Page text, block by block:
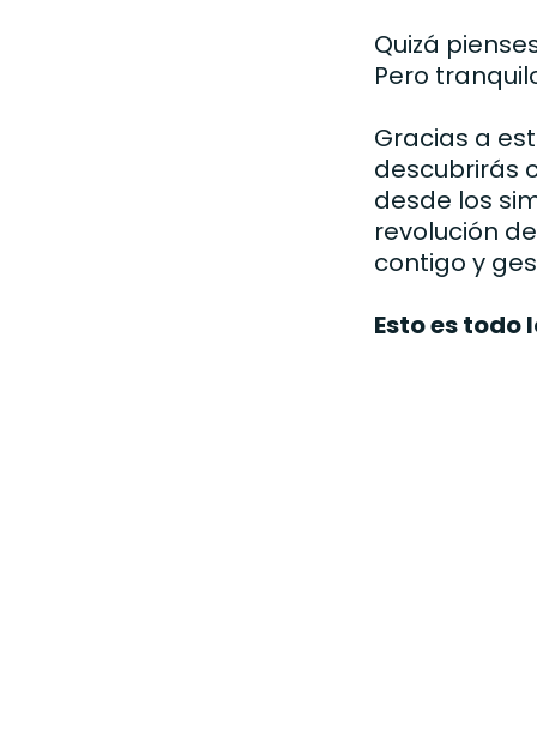
Quizá
Pero
Gracias a
descubrirás
desde los
revolución
contigo y
Esto es